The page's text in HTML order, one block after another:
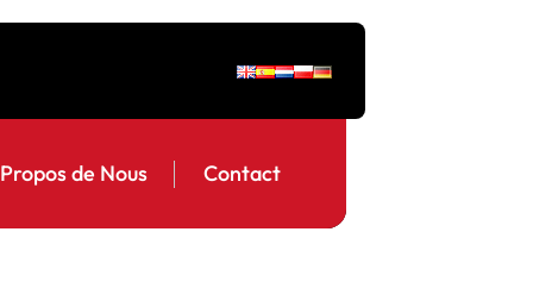
de Nous Contact